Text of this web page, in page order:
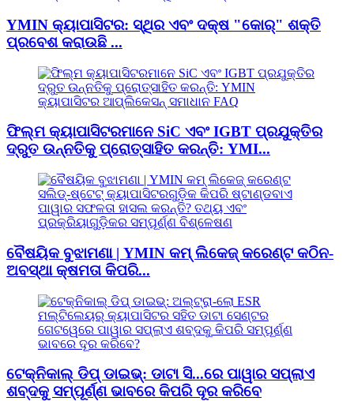
YMIN କ୍ୟାପାସିଟର: ସ୍ଥିର ଏବଂ ଦକ୍ଷ "କୋର୍" ଶକ୍ତି
ପ୍ରବେଶ କରାଉଛି ...
ଫିଲ୍ମ କ୍ୟାପାସିଟରମାନେ SiC ଏବଂ IGBT ପ୍ରଯୁକ୍ତିର
ଦ୍ରୁତ ଉନ୍ନତିକୁ ପ୍ରୋତ୍ସାହିତ କରନ୍ତି: YMI...
ବୈଷୟିକ ବୁଝାମଣା | YMIN କମ୍ ଲିକେଜ୍ କରେଣ୍ଟ କଠିନ-
ଅବସ୍ଥା କ୍ଷମତା କିପରି...
ଟେକ୍ନିକାଲ୍ ଡିପ୍ ଡାଇଭ୍: ଡାଟା ସି...ରେ ପାୱାର ସପ୍ଲାଏ
ଶବ୍ଦକୁ ସମ୍ପୂର୍ଣ୍ଣ ଭାବରେ କିପରି ଦୂର କରିବେ